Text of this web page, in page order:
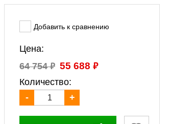
Добавить к сравнению
Цена:
64 754₽ 55 688 ₽
Количество:
-
+